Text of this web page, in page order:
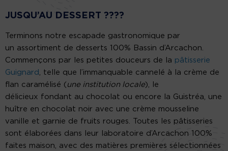
JUSQU’AU DESSERT ????
Terminons notre escapade gastronomique par
un assortiment de desserts 100% Bassin d’Arcachon.
Commençons par les petites douceurs de la pâtisserie
Guignard , telle que l’immanquable cannelé à la crème de
flan caramélisé ( une institution locale), le
délicieux fondant au chocolat ou encore la Guistréa, une
huître en chocolat noir avec une crème mousseline
vanille et garnie de fruits rouges. Toutes les pâtisseries
sont élaborées dans leur laboratoire d’Arcachon 100%
faites maison, avec des matières premières sélectionnées